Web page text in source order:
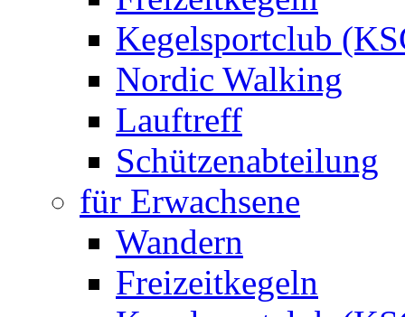
Kegelsportclub
Nordic Walking
Lauftreff
Schützenabteilung
für Erwachsene
Wandern
Freizeitkegeln